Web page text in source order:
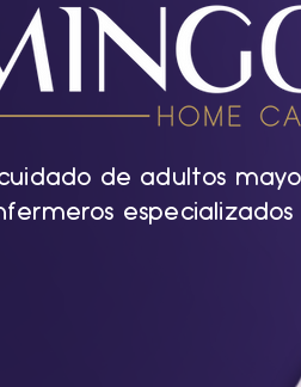
de adultos
especializados